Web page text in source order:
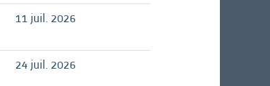
11 juil. 2026
24 juil. 2026